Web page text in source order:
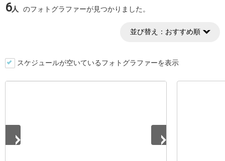
6人 のフォトグラファーが見つかりました。
並び替え： おすすめ順
スケジュールが空いているフォトグラファーを表示